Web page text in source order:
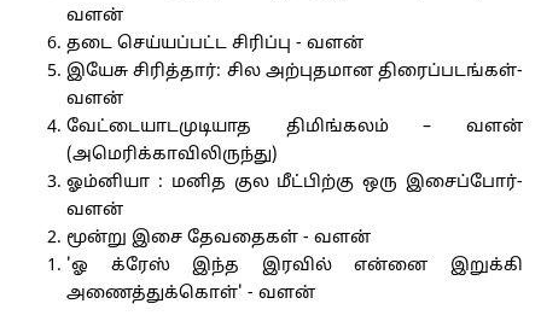
வளன்
தடை செய்யப்பட்ட சிரிப்பு - வளன்
இயேசு சிரித்தார்: சில அற்புதமான திரைப்படங்கள்-
வளன்
வேட்டையாடமுடியாத திமிங்கலம் – வளன்
(அமெரிக்காவிலிருந்து)
ஓம்னியா : மனித குல மீட்பிற்கு ஒரு இசைப்போர்-
வளன்
மூன்று இசை தேவதைகள் - வளன்
'ஓ க்ரேஸ் இந்த இரவில் என்னை இறுக்கி
அணைத்துக்கொள்' - வளன்